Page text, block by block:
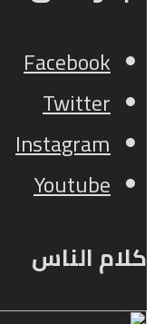
Facebook
Twitter
Instagram
Youtube
كلام الناس